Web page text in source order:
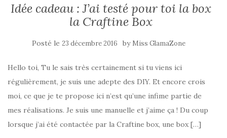
Idée cadeau : J’ai testé pour toi la box
la Craftine Box
Posté le 23 décembre 2016 by Miss GlamaZone
Hello toi, Tu le sais très certainement si tu viens ici
régulièrement, je suis une adepte des DIY. Et encore crois
moi, ce que je te propose ici n’est qu’une infime partie de
mes réalisations. Je suis une manuelle et j’aime ça ! Du coup
lorsque j’ai été contactée par la Craftine box, une box […]